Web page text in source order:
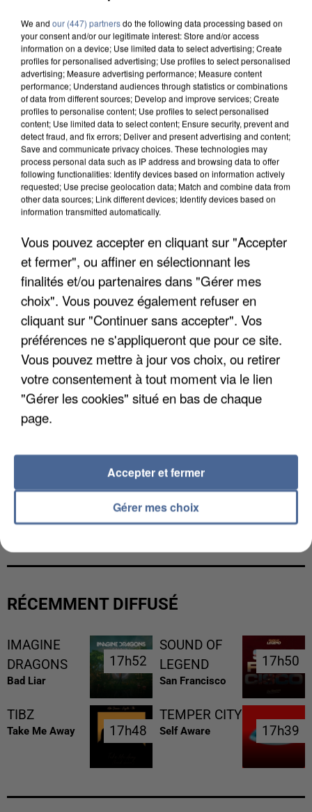
APRÈS TOUTES CES CANICULES, LES REFUGES
DE FAUNE SAUVAGE SONT...
L’UN DES FONDATEURS SUPPOSÉS DE LA DZ
MAFIA INTERPELLÉ EN ALGÉRIE
RÉCEMMENT DIFFUSÉ
IMAGINE
DRAGONS
Bad Liar
17h52
17h52
SOUND OF
LEGEND
San Francisco
17h50
17h50
TIBZ
Take Me Away 17h48
17h48
TEMPER CITY
Self Aware 17h39
17h39
We and our (447) partnersdo the following data processing based on
your consent and/or our legitimate interest: Store and/or access
information on a device; Use limited data to select advertising; Create
profiles for personalised advertising; Use profiles to select personalised
advertising; Measure advertising performance; Measure content
performance; Understand audiences through statistics or combinations
of data from different sources; Develop and improve services; Create
profiles to personalise content; Use profiles to select personalised
content; Use limited data to select content; Ensure security, prevent and
detect fraud, and fix errors; Deliver and present advertising and content;
Save and communicate privacy choices. These technologies may
process personal data such as IP address and browsing data to offer
following functionalities: Identify devices based on information actively
requested; Use precise geolocation data; Match and combine data from
other data sources; Link different devices; Identify devices based on
information transmitted automatically.
Vous pouvez accepter en cliquant sur "Accepter
et fermer", ou affiner en sélectionnant les
finalités et/ou partenaires dans "Gérer mes
choix". Vous pouvez également refuser en
cliquant sur "Continuer sans accepter". Vos
préférences ne s'appliqueront que pour ce site.
Vous pouvez mettre à jour vos choix, ou retirer
votre consentement à tout moment via le lien
"Gérer les cookies" situé en bas de chaque
page.
Gérer mes choix
Accepter et fermer